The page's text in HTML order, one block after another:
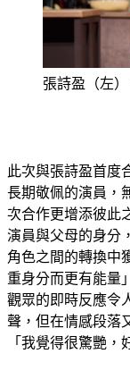
張詩盈（左
此次與張詩盈首度
長期敬佩的演員，
次合作更增添彼此
演員與父母的身分
角色之間的轉換中
重身分而更有能量
觀眾的即時反應令
聲，但在情感段落
「我覺得很驚艷，